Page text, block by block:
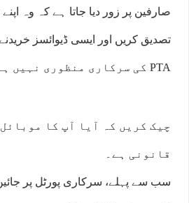
صارفین پر زور دیا جاتا ہے کہ وہ
تصدیق کریں اور ایسی ڈیوائسز
PTA کی سرکاری منظوری نہیں ہے۔
چیک کریں کہ آیا آپ کا
قانونی ہے۔
سب سے پہلے، سرکاری پورٹل پر